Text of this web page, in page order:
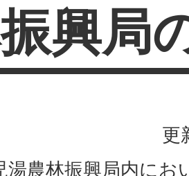
興局
更
湯農林振興局内にお